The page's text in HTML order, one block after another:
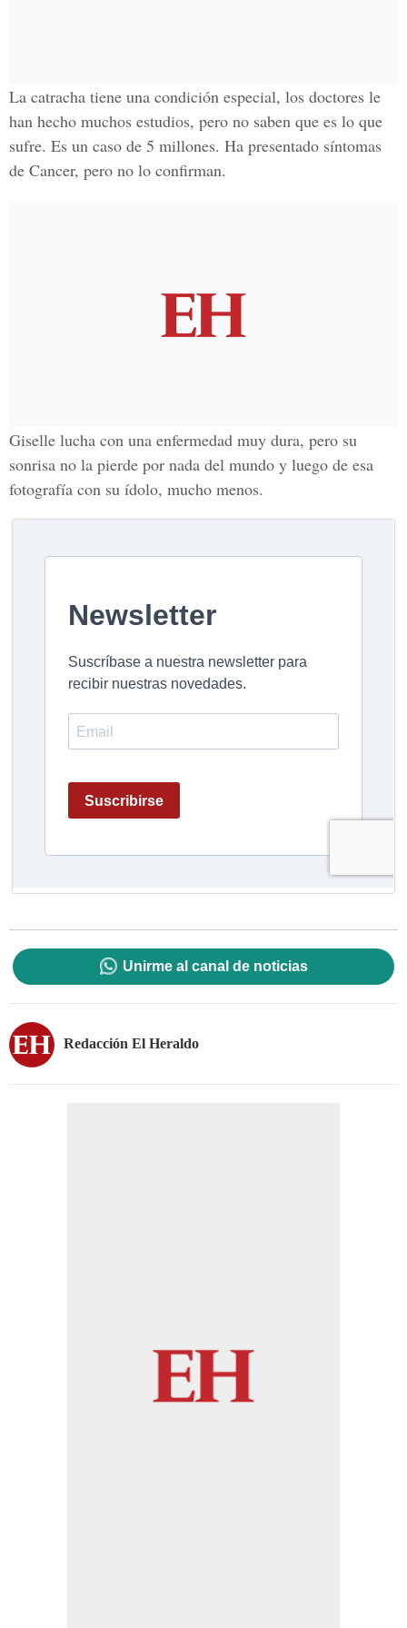
La catracha tiene una condición especial, los doctores le
han hecho muchos estudios, pero no saben que es lo que
sufre. Es un caso de 5 millones. Ha presentado síntomas
de Cancer, pero no lo confirman.
Giselle lucha con una enfermedad muy dura, pero su
sonrisa no la pierde por nada del mundo y luego de esa
fotografía con su ídolo, mucho menos.
Unirme al canal de noticias
Redacción El Heraldo